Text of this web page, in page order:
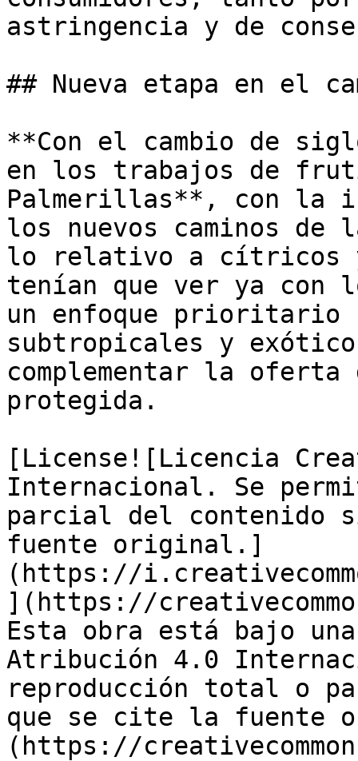
astringencia y de
## Nueva etapa en el
**Con el cambio de
en los trabajos de
Palmerillas**, con la
los nuevos caminos de
lo relativo a cítricos y
tenían que ver ya con
un enfoque prioritario
subtropicales y
complementar la
protegida.
[License![Licencia
Internacional. Se
parcial del contenido
fuente original.]
(https://
](https://
Esta obra está bajo
Atribución 4.0
reproducción total o
que se cite la fuente
(https://